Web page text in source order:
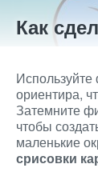
Как
Используйте
ориентира,
Затемните
чтобы
маленькие
срисовки